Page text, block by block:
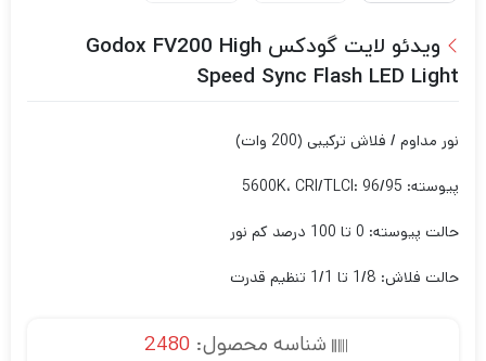
ویدئو لایت گودکس Godox FV200 High
Speed Sync Flash LED Light
نور مداوم / فلاش ترکیبی (200 وات)
پیوسته: 5600K، CRI/TLCI: 96/95
حالت پیوسته: 0 تا 100 درصد کم نور
حالت فلاش: 1/8 تا 1/1 تنظیم قدرت
شناسه محصول: 2480